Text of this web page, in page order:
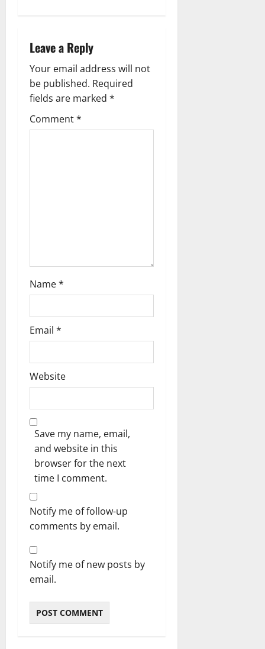
i
g
a
t
i
Leave a Reply
Your email address will not
be published. Required
fields are marked *
Comment*
Name*
Email *
Website
Save my name, email,
and website in this
browser for the next
time I comment.
Notify me of follow-up
comments by email.
Notify me of new posts by
email.